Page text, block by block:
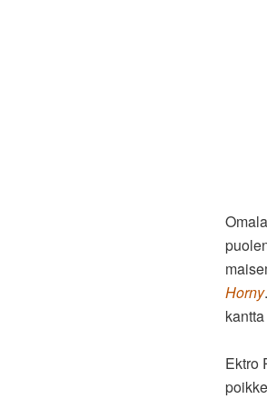
Horny
Ektro